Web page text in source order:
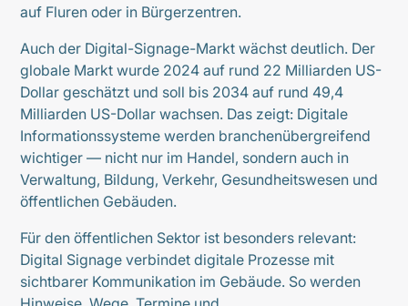
auf Fluren oder in Bürgerzentren.
Auch der Digital-Signage-Markt wächst deutlich. Der
globale Markt wurde 2024 auf rund 22 Milliarden US-
Dollar geschätzt und soll bis 2034 auf rund 49,4
Milliarden US-Dollar wachsen. Das zeigt: Digitale
Informationssysteme werden branchenübergreifend
wichtiger — nicht nur im Handel, sondern auch in
Verwaltung, Bildung, Verkehr, Gesundheitswesen und
öffentlichen Gebäuden.
Für den öffentlichen Sektor ist besonders relevant:
Digital Signage verbindet digitale Prozesse mit
sichtbarer Kommunikation im Gebäude. So werden